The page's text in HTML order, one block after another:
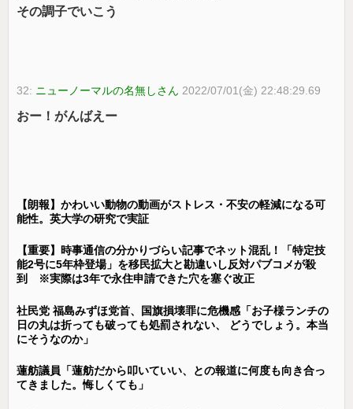
その調子でいこう
32: ニューノーマルの名無しさん 2022/07/01(金) 22:48:29.69
おー！がんばえー
【朗報】かわいい動物の動画がストレス・不安の軽減になる可
能性。英大学の研究で実証
【重要】時事通信の分かりづらい記事でネット混乱！「特定技
能2号に5年枠登場」を移民拡大と勘違いし反対パブコメが殺
到 ※実際は3年で永住申請できた穴を塞ぐ改正
社民党 福島みずほ党首、国旗損壊罪に危機感「お子様ランチの
日の丸は折っても破っても処罰されない、 どうでしょう。本当
にそうなのか」
蓮舫議員「蓮舫だから叩いていい、との報道に何度も向き合っ
てきました。悔しくても」